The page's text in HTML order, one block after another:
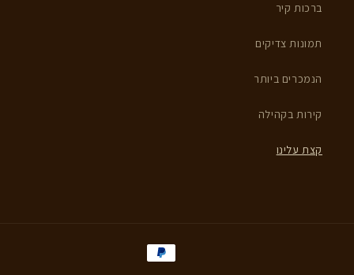
ברכות קיר
תמונות צדיקים
הנמכרים ביותר
קירות בקהילה
קצת עלינו